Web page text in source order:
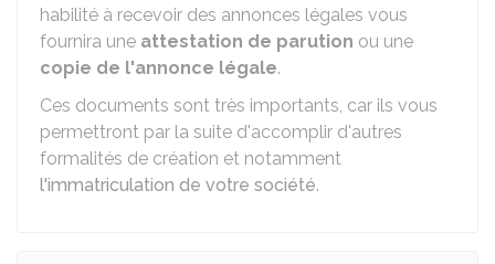
habilité à recevoir des annonces légales vous
fournira une attestation de parution ou une
copie de l'annonce légale.
Ces documents sont très importants, car ils vous
permettront par la suite d'accomplir d'autres
formalités de création et notamment
l'immatriculation de votre société.